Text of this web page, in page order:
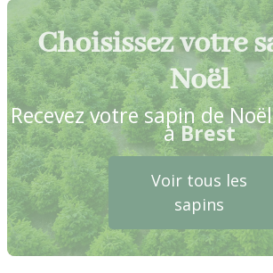
Choisissez votre
Noël
Recevez votre sapin de
àBrest
Voir tous les
sapins